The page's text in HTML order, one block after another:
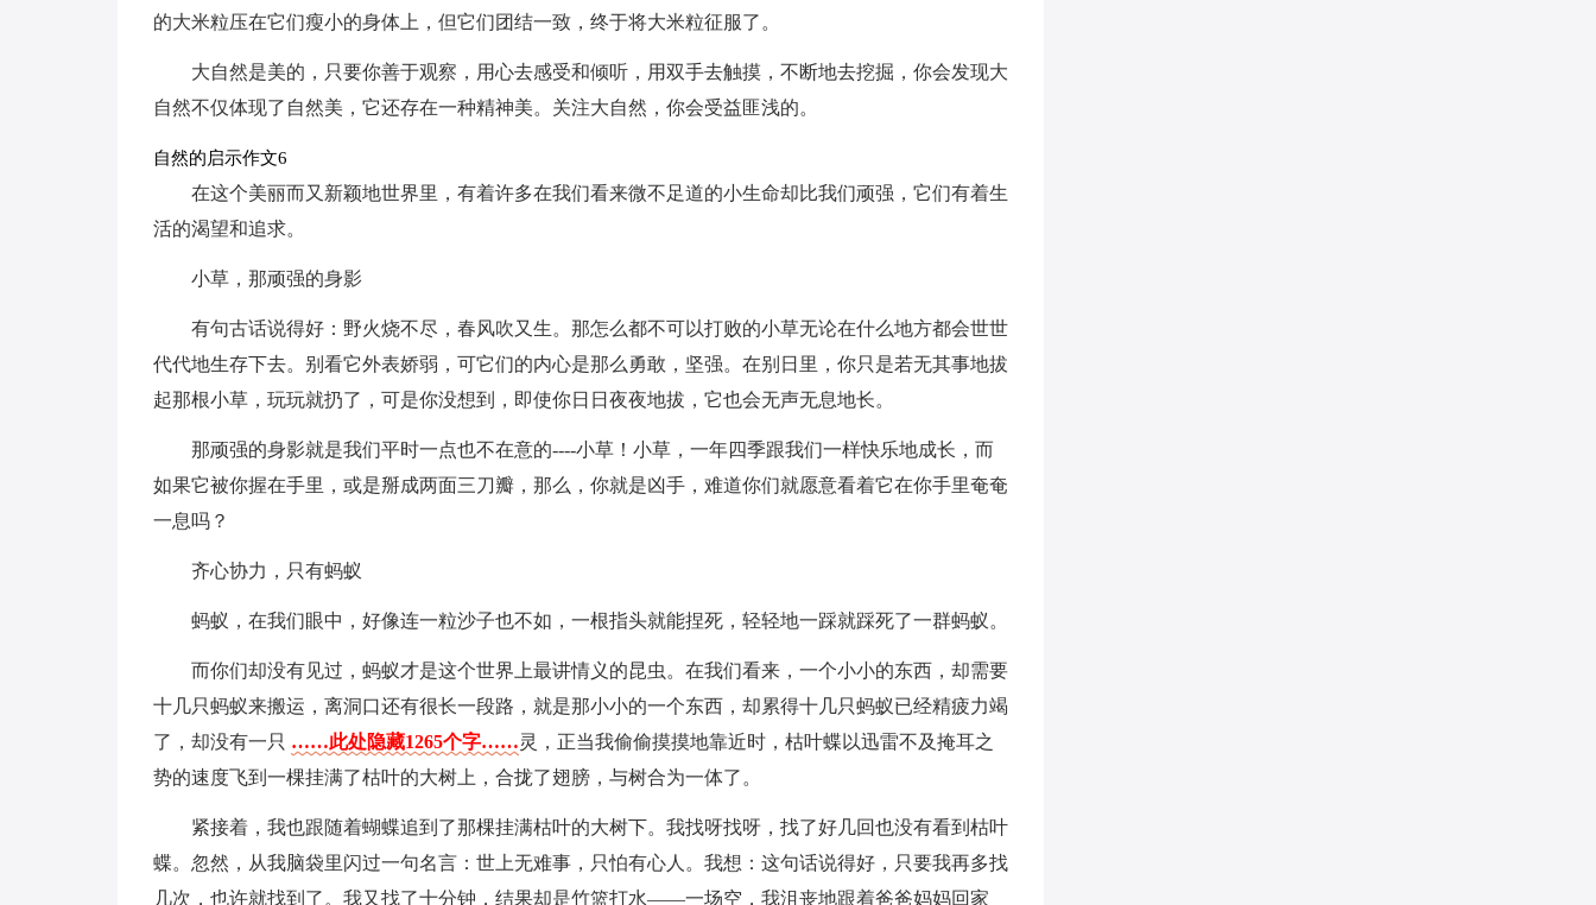
的大米粒压在它们瘦小的身体上，但它们团结一致，终于将大米粒征服了。
大自然是美的，只要你善于观察，用心去感受和倾听，用双手去触摸，不断地去挖掘，你会发现大
自然不仅体现了自然美，它还存在一种精神美。关注大自然，你会受益匪浅的。
自然的启示作文6
在这个美丽而又新颖地世界里，有着许多在我们看来微不足道的小生命却比我们顽强，它们有着生
活的渴望和追求。
小草，那顽强的身影
有句古话说得好：野火烧不尽，春风吹又生。那怎么都不可以打败的小草无论在什么地方都会世世
代代地生存下去。别看它外表娇弱，可它们的内心是那么勇敢，坚强。在别日里，你只是若无其事地拔
起那根小草，玩玩就扔了，可是你没想到，即使你日日夜夜地拔，它也会无声无息地长。
那顽强的身影就是我们平时一点也不在意的----小草！小草，一年四季跟我们一样快乐地成长，而
如果它被你握在手里，或是掰成两面三刀瓣，那么，你就是凶手，难道你们就愿意看着它在你手里奄奄
一息吗？
齐心协力，只有蚂蚁
蚂蚁，在我们眼中，好像连一粒沙子也不如，一根指头就能捏死，轻轻地一踩就踩死了一群蚂蚁。
而你们却没有见过，蚂蚁才是这个世界上最讲情义的昆虫。在我们看来，一个小小的东西，却需要
十几只蚂蚁来搬运，离洞口还有很长一段路，就是那小小的一个东西，却累得十几只蚂蚁已经精疲力竭
了，却没有一只 ……此处隐藏1265个字……灵，正当我偷偷摸摸地靠近时，枯叶蝶以迅雷不及掩耳之
势的速度飞到一棵挂满了枯叶的大树上，合拢了翅膀，与树合为一体了。
紧接着，我也跟随着蝴蝶追到了那棵挂满枯叶的大树下。我找呀找呀，找了好几回也没有看到枯叶
蝶。忽然，从我脑袋里闪过一句名言：世上无难事，只怕有心人。我想：这句话说得好，只要我再多找
几次，也许就找到了。我又找了十分钟，结果却是竹篮打水——一场空，我沮丧地跟着爸爸妈妈回家